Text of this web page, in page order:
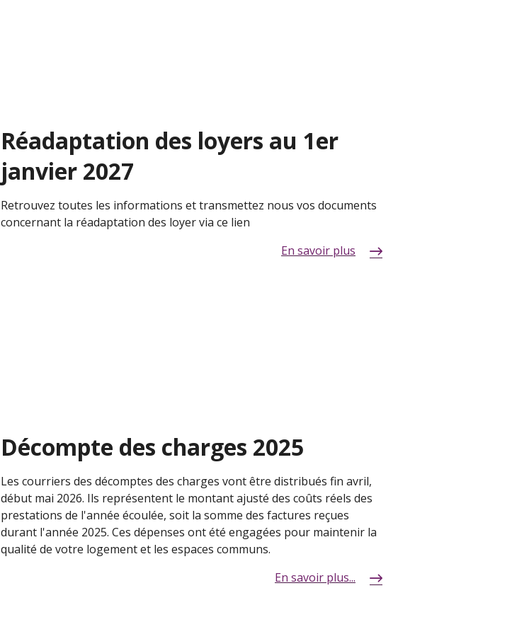
Réadaptation des loyers au 1er
janvier 2027
Retrouvez toutes les informations et transmettez nous vos documents
concernant la réadaptation des loyer via ce lien
En savoir plus
Décompte des charges 2025
Les courriers des décomptes des charges vont être distribués fin avril,
début mai 2026. Ils représentent le montant ajusté des coûts réels des
prestations de l'année écoulée, soit la somme des factures reçues
durant l'année 2025. Ces dépenses ont été engagées pour maintenir la
qualité de votre logement et les espaces communs.
En savoir plus...